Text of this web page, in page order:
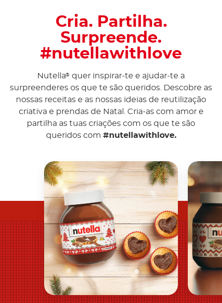
Cria. Partilha.
Surpreende.
#nutellawithlove
Nutella® quer inspirar-te e ajudar-te a
surpreenderes os que te são queridos. Descobre as
nossas receitas e as nossas ideias de reutilização
criativa e prendas de Natal. Cria-as com amor e
partilha as tuas criações com os que te são
queridos com #nutellawithlove.